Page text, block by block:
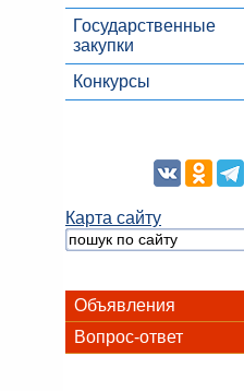
Государственные
закупки
Конкурсы
Карта сайту
Объявления
Вопрос-ответ